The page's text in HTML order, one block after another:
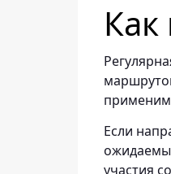
Если
участия